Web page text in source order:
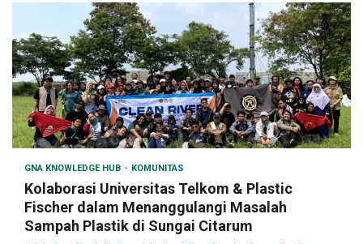
GNA KNOWLEDGE HUB KOMUNITAS
Kolaborasi Universitas Telkom & Plastic
Fischer dalam Menanggulangi Masalah
Sampah Plastik di Sungai Citarum